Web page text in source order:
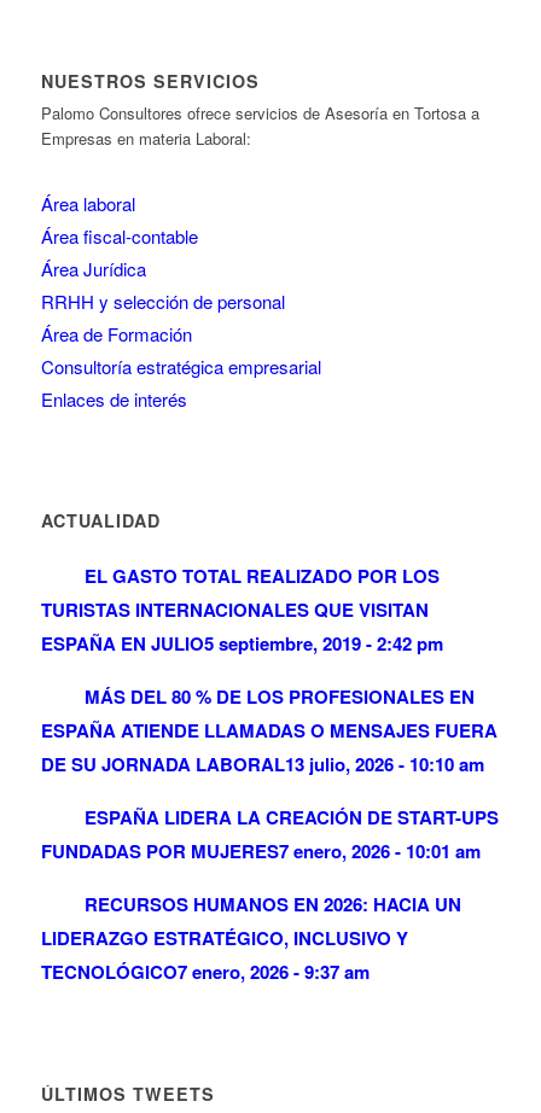
NUESTROS SERVICIOS
Palomo Consultores ofrece servicios de Asesoría en Tortosa a
Empresas en materia Laboral:
Área laboral
Área fiscal-contable
Área Jurídica
RRHH y selección de personal
Área de Formación
Consultoría estratégica empresarial
Enlaces de interés
ACTUALIDAD
EL GASTO TOTAL REALIZADO POR LOS
TURISTAS INTERNACIONALES QUE VISITAN
ESPAÑA EN JULIO5 septiembre, 2019 - 2:42 pm
MÁS DEL 80 % DE LOS PROFESIONALES EN
ESPAÑA ATIENDE LLAMADAS O MENSAJES FUERA
DE SU JORNADA LABORAL13 julio, 2026 - 10:10 am
ESPAÑA LIDERA LA CREACIÓN DE START-UPS
FUNDADAS POR MUJERES7 enero, 2026 - 10:01 am
RECURSOS HUMANOS EN 2026: HACIA UN
LIDERAZGO ESTRATÉGICO, INCLUSIVO Y
TECNOLÓGICO7 enero, 2026 - 9:37 am
ÚLTIMOS TWEETS